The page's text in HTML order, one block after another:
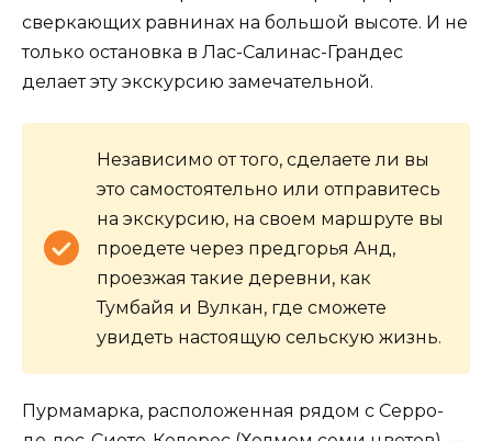
сверкающих равнинах на большой высоте. И не
только остановка в Лас-Салинас-Грандес
делает эту экскурсию замечательной.
Независимо от того, сделаете ли вы
это самостоятельно или отправитесь
на экскурсию, на своем маршруте вы
проедете через предгорья Анд,
проезжая такие деревни, как
Тумбайя и Вулкан, где сможете
увидеть настоящую сельскую жизнь.
Пурмамарка, расположенная рядом с Серро-